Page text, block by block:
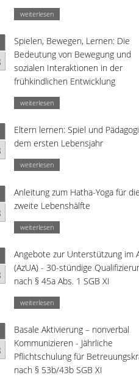
weiterlesen
Spielen, Bewegen, Lernen: Die
Bedeutung von Bewegung und
sozialen Interaktionen in der
frühkindlichen Entwicklung
weiterlesen
Eltern lernen: Spiel und
dem ersten Lebensjahr
weiterlesen
Anleitung zum Hatha-Yoga für die
zweite Lebenshälfte
weiterlesen
Angebote zur Unterstützung im
(AzUA) - 30-stündige
nach § 45a Abs. 1 SGB XI
weiterlesen
Basale Aktivierung – nonverbal
Kommunizieren - Jährliche
Pflichtschulung für
nach § 53b/43b SGB XI